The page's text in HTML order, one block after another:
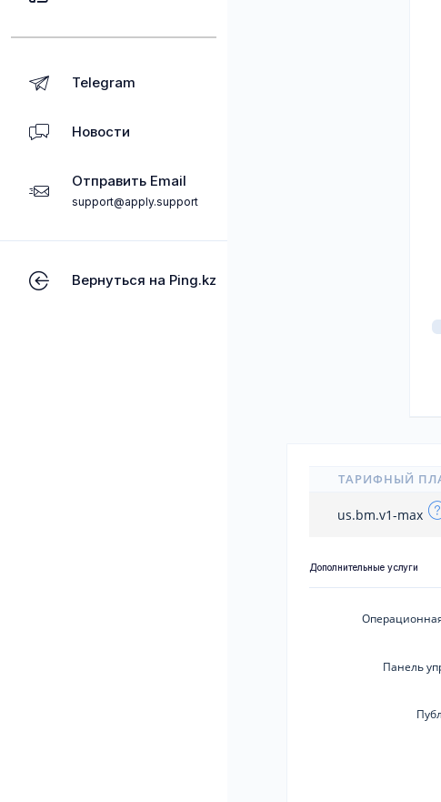
Telegram
Новости
Отправить Email
support@apply.support
Вернуться на Ping.kz
ТАРИФНЫЙ
us.bm.v1-max
Дополнительные услуги
Панель